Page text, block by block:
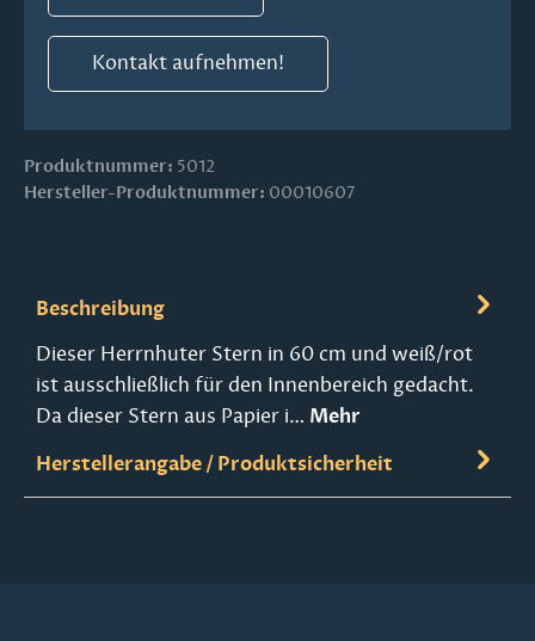
Kontakt aufnehmen!
Produktnummer: 5012
Hersteller-Produktnummer: 00010607
Beschreibung
Dieser Herrnhuter Stern in 60 cm und weiß/rot
ist ausschließlich für den Innenbereich gedacht.
Da dieser Stern aus Papier i… Mehr
Herstellerangabe / Produktsicherheit